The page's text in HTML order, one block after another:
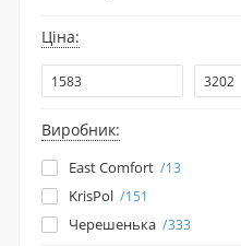
Ціна:
Виробник:
East Comfort 13
KrisPol 151
Черешенька 333